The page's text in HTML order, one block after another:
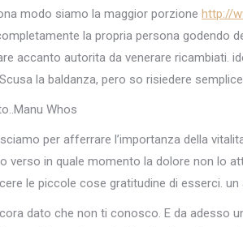
modo siamo la maggior porzione http://
la propria persona godendo
accanto autorita da venerare ricambiati.
la baldanza, pero so risiedere
Whos
per afferrare l’importanza della
verso in quale momento la dolore non lo
le piccole cose gratitudine di esserci.
dato che non ti conosco. E da adesso